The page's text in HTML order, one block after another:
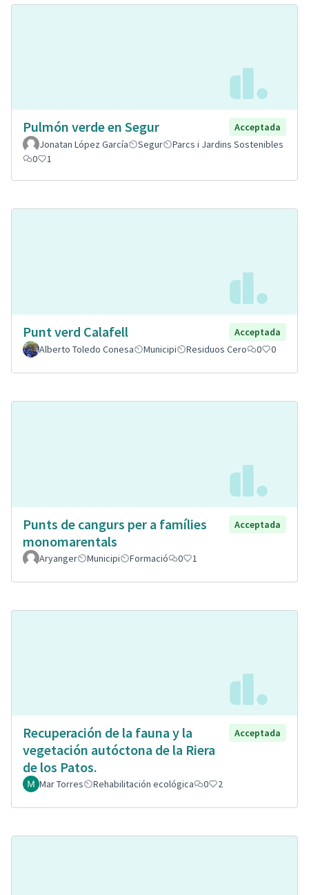
Pulmón verde en Segur
Acceptada
Jonatan López García
Segur
Parcs i Jardins Sostenibles
0
1
Punt verd Calafell
Acceptada
Alberto Toledo Conesa
Municipi Residuos Cero 0 0
Punts de cangurs per a famílies
monomarentals
Acceptada
Aryanger Municipi Formació 0 1
Recuperación de la fauna y la
vegetación autóctona de la Riera
de los Patos.
Acceptada
Mar Torres Rehabilitación ecológica 0 2